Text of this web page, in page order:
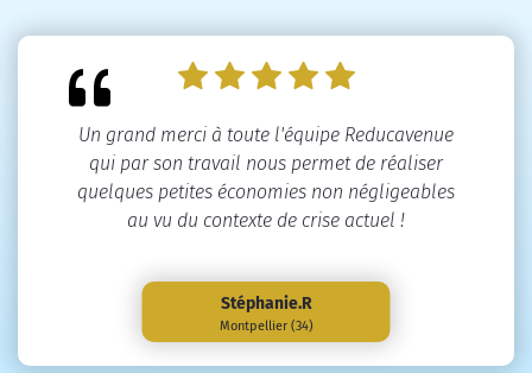
Un grand merci à toute l'équipe Reducavenue
qui par son travail nous permet de réaliser
quelques petites économies non négligeables
au vu du contexte de crise actuel !
Stéphanie.R
Montpellier (34)